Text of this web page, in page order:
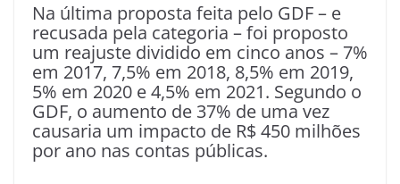
Na última proposta feita pelo GDF – e
recusada pela categoria – foi proposto
um reajuste dividido em cinco anos – 7%
em 2017, 7,5% em 2018, 8,5% em 2019,
5% em 2020 e 4,5% em 2021. Segundo o
GDF, o aumento de 37% de uma vez
causaria um impacto de R$ 450 milhões
por ano nas contas públicas.